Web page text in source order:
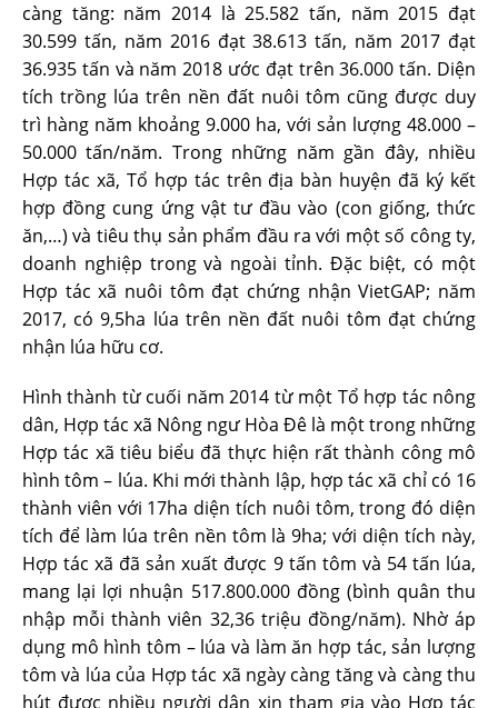
càng tăng: năm 2014 là 25.582 tấn, năm 2015 đạt
30.599 tấn, năm 2016 đạt 38.613 tấn, năm 2017 đạt
36.935 tấn và năm 2018 ước đạt trên 36.000 tấn. Diện
tích trồng lúa trên nền đất nuôi tôm cũng được duy
trì hàng năm khoảng 9.000 ha, với sản lượng 48.000 –
50.000 tấn/năm. Trong những năm gần đây, nhiều
Hợp tác xã, Tổ hợp tác trên địa bàn huyện đã ký kết
hợp đồng cung ứng vật tư đầu vào (con giống, thức
ăn,…) và tiêu thụ sản phẩm đầu ra với một số công ty,
doanh nghiệp trong và ngoài tỉnh. Đặc biệt, có một
Hợp tác xã nuôi tôm đạt chứng nhận VietGAP; năm
2017, có 9,5ha lúa trên nền đất nuôi tôm đạt chứng
nhận lúa hữu cơ.
Hình thành từ cuối năm 2014 từ một Tổ hợp tác nông
dân, Hợp tác xã Nông ngư Hòa Đê là một trong những
Hợp tác xã tiêu biểu đã thực hiện rất thành công mô
hình tôm – lúa. Khi mới thành lập, hợp tác xã chỉ có 16
thành viên với 17ha diện tích nuôi tôm, trong đó diện
tích để làm lúa trên nền tôm là 9ha; với diện tích này,
Hợp tác xã đã sản xuất được 9 tấn tôm và 54 tấn lúa,
mang lại lợi nhuận 517.800.000 đồng (bình quân thu
nhập mỗi thành viên 32,36 triệu đồng/năm). Nhờ áp
dụng mô hình tôm – lúa và làm ăn hợp tác, sản lượng
tôm và lúa của Hợp tác xã ngày càng tăng và càng thu
hút được nhiều người dân xin tham gia vào Hợp tác